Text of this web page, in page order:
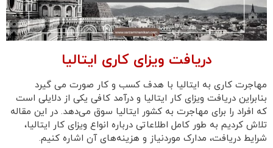
دریافت ویزای کاری ایتالیا
مهاجرت کاری به ایتالیا با هدف کسب و کار صورت می گیرد
بنابراین دریافت ویزای کار ایتالیا و درآمد کافی یکی از دلایلی است
که افراد را برای مهاجرت به کشور ایتالیا سوق می‌دهد. در این مقاله
تلاش کردیم به طور کامل اطلاعاتی درباره انواع ویزای کار ایتالیا،
شرایط دریافت، مدارک موردنیاز و هزینه‌های آن اشاره کنیم.